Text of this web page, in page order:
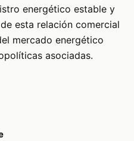
energético estable y
esta relación comercial
mercado energético
asociadas.